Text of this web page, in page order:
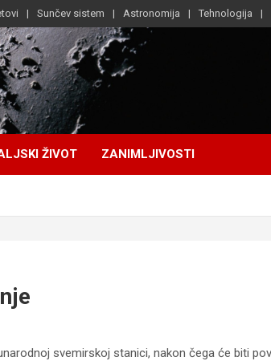
Sunčev sistem Astronomija Tehnologija
ŽIVOT ZANIMLJIVOSTI
svemirskoj stanici, nakon čega će biti